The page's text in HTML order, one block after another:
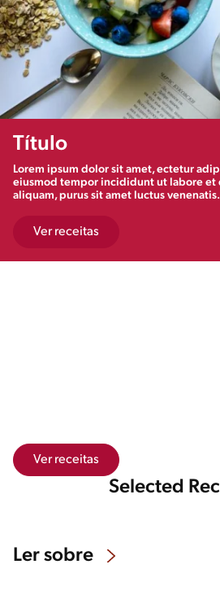
Título
Lorem ipsum dolor sit amet, ectetur
eiusmod tempor incididunt ut labore et
aliquam, purus sit amet luctus venenatis.
Ver receitas
Ver receitas
Selected
Ler sobre